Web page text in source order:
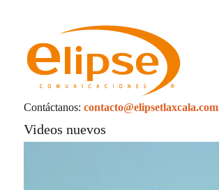
Contáctanos: contacto@elipsetlaxcala.com
Videos nuevos